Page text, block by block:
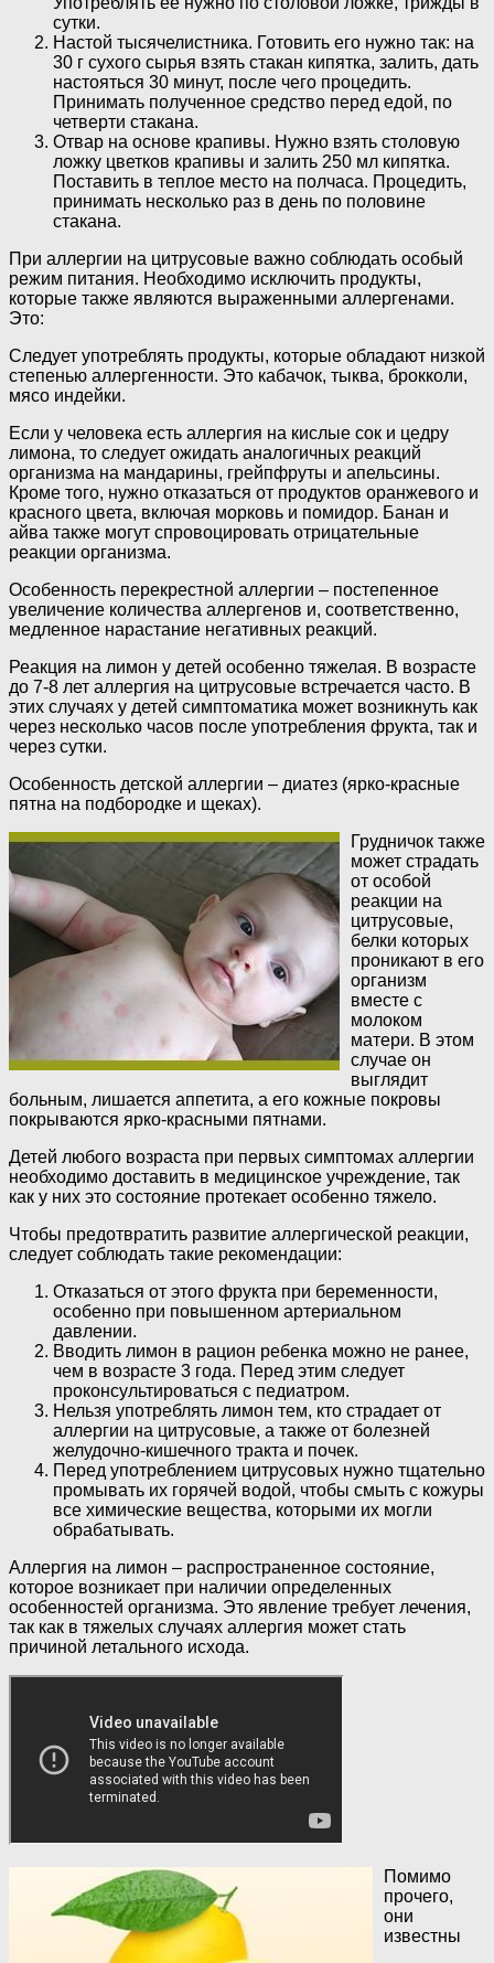
сутки.
Настой тысячелистника. Готовить его нужно так: на
30 г сухого сырья взять стакан кипятка, залить, дать
настояться 30 минут, после чего процедить.
Принимать полученное средство перед едой, по
четверти стакана.
Отвар на основе крапивы. Нужно взять столовую
ложку цветков крапивы и залить 250 мл кипятка.
Поставить в теплое место на полчаса. Процедить,
принимать несколько раз в день по половине
стакана.
При аллергии на цитрусовые важно соблюдать особый
режим питания. Необходимо исключить продукты,
которые также являются выраженными аллергенами.
Это:
Следует употреблять продукты, которые обладают низкой
степенью аллергенности. Это кабачок, тыква, брокколи,
мясо индейки.
Если у человека есть аллергия на кислые сок и цедру
лимона, то следует ожидать аналогичных реакций
организма на мандарины, грейпфруты и апельсины.
Кроме того, нужно отказаться от продуктов оранжевого и
красного цвета, включая морковь и помидор. Банан и
айва также могут спровоцировать отрицательные
реакции организма.
Особенность перекрестной аллергии – постепенное
увеличение количества аллергенов и, соответственно,
медленное нарастание негативных реакций.
Реакция на лимон у детей особенно тяжелая. В возрасте
до 7-8 лет аллергия на цитрусовые встречается часто. В
этих случаях у детей симптоматика может возникнуть как
через несколько часов после употребления фрукта, так и
через сутки.
Особенность детской аллергии – диатез (ярко-красные
пятна на подбородке и щеках).
Грудничок также
может страдать
от особой
реакции на
цитрусовые,
белки которых
проникают в его
организм
вместе с
молоком
матери. В этом
случае он
выглядит
больным, лишается аппетита, а его кожные покровы
покрываются ярко-красными пятнами.
Детей любого возраста при первых симптомах аллергии
необходимо доставить в медицинское учреждение, так
как у них это состояние протекает особенно тяжело.
Чтобы предотвратить развитие аллергической реакции,
следует соблюдать такие рекомендации:
Отказаться от этого фрукта при беременности,
особенно при повышенном артериальном
давлении.
Вводить лимон в рацион ребенка можно не ранее,
чем в возрасте 3 года. Перед этим следует
проконсультироваться с педиатром.
Нельзя употреблять лимон тем, кто страдает от
аллергии на цитрусовые, а также от болезней
желудочно-кишечного тракта и почек.
Перед употреблением цитрусовых нужно тщательно
промывать их горячей водой, чтобы смыть с кожуры
все химические вещества, которыми их могли
обрабатывать.
Аллергия на лимон – распространенное состояние,
которое возникает при наличии определенных
особенностей организма. Это явление требует лечения,
так как в тяжелых случаях аллергия может стать
причиной летального исхода.
Помимо
прочего,
они
известны